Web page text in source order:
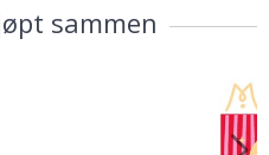
sammen